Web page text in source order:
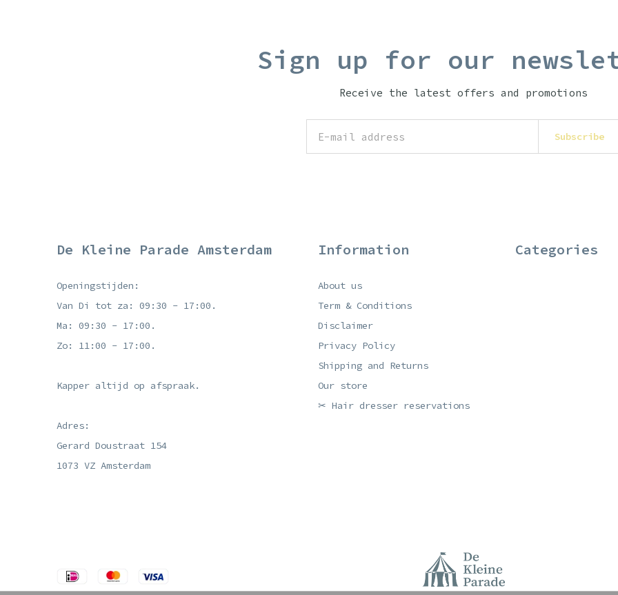
Sign up for our
Receive the latest offers and promotions
Subscribe
De Kleine Parade Amsterdam
Openingstijden:
Van Di tot za: 09:30 - 17:00.
Ma: 09:30 - 17:00.
Zo: 11:00 - 17:00.
Kapper altijd op afspraak.
Adres:
Gerard Doustraat 154
1073 VZ Amsterdam
Information
About us
Term & Conditions
Disclaimer
Privacy Policy
Shipping and Returns
Our store
✂ Hair dresser reservations
Categories